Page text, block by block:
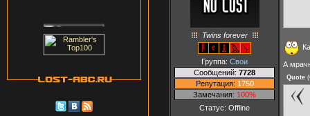
Twins forever
Группа: Свои
Сообщений: 7728
Репутация: 1750
Замечания: 100%
Статус: Offline
А
Quote (